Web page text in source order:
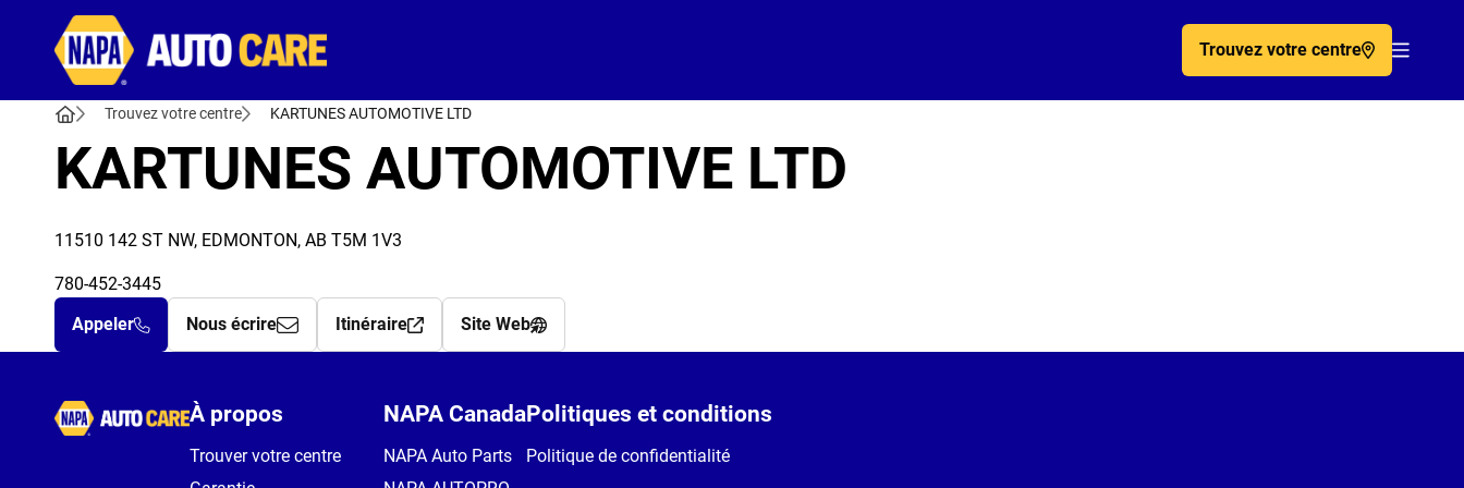
Trouvez votre centre
Trouvez votre centre KARTUNES AUTOMOTIVE LTD
KARTUNES AUTOMOTIVE LTD
11510 142 ST NW, EDMONTON, AB T5M 1V3
780-452-3445
Appeler
Nous écrire Itinéraire Site Web
Autocare
À propos
Trouver votre centre
NAPA Canada
NAPA Auto Parts
Politiques et conditions
Politique de confidentialité